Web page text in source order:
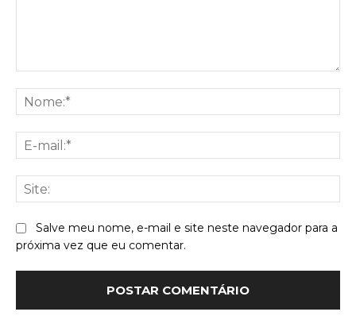
Salve meu nome, e-mail e site neste navegador para a
próxima vez que eu comentar.